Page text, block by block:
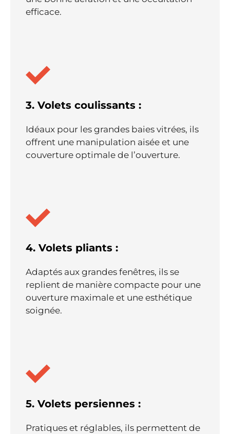
efficace.
3. Volets coulissants :
Idéaux pour les grandes baies vitrées, ils
offrent une manipulation aisée et une
couverture optimale de l’ouverture.
4. Volets pliants :
Adaptés aux grandes fenêtres, ils se
replient de manière compacte pour une
ouverture maximale et une esthétique
soignée.
5. Volets persiennes :
Pratiques et réglables, ils permettent de